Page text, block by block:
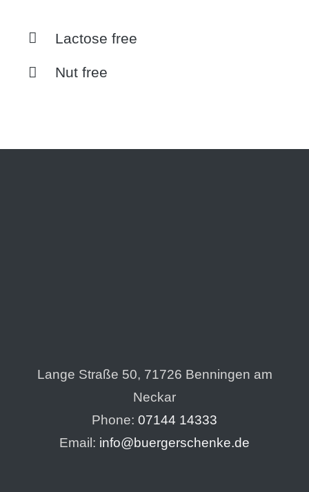
Lactose free
Nut free
Lange Straße 50, 71726 Benningen am
Neckar
Phone: 07144 14333
Email: info@buergerschenke.de